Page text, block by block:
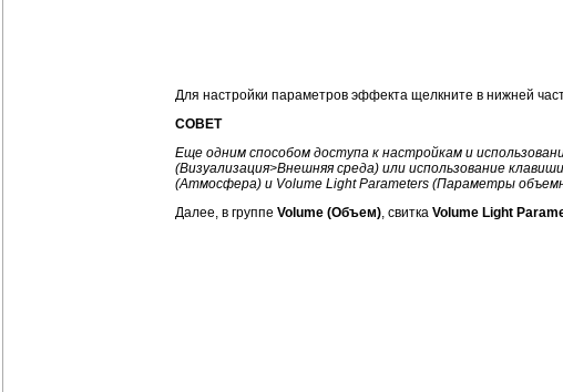
Для настройки параметров эффекта щелкните в нижней
СОВЕТ
Еще одним способом доступа к настройкам и
(Визуализация>Внешняя среда) или использование
(Атмосфера) и Volume Light Parameters (Параметры
Далее, в группе Volume (Объем) , свитка Volume Light